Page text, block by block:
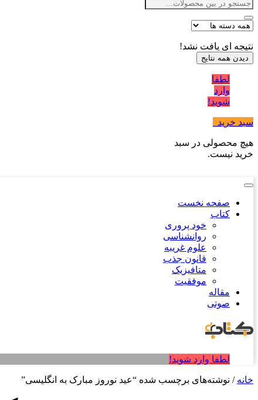
نتیجه ای یافت نشد!
دیدن همه نتایج
لطفا
وارد
شوید!
سبد خرید
هیچ محصولی در سبد
خرید نیست.
صفحه نخست
کتاب
خود پروری
روانشناسی
علوم غریبه
قانون جذب
متافیزیک
موفقیت
مقاله
صوتی
لطفا وارد شوید!
خانه / نوشته‌های برچسب شده “عید نوروز مبارک به انگلیسی”